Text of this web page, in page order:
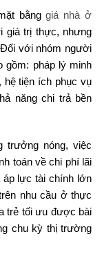
bằnggiá nhà ở
giá trị thực, nhưng
với nhóm người
gồm: pháp lý minh
hệ tiện ích phục vụ
năng chi trả bền
trưởng nóng, việc
toán về chi phí lãi
áp lực tài chính lớn
nhu cầu ở thực
trẻ tối ưu được bài
chu kỳ thị trường